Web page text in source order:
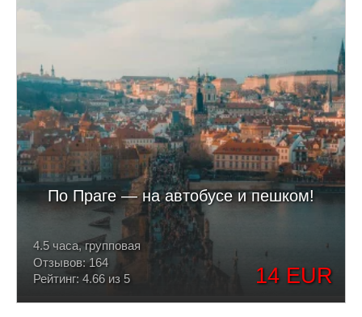
По Праге — на автобусе и пешком!
14 EUR
4.5 часа, групповая
Отзывов: 164
Рейтинг: 4.66 из 5